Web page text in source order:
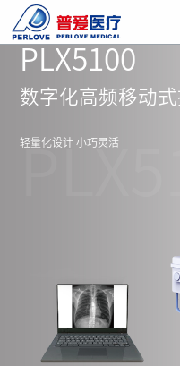
PLX5100
数字化高频移动
轻量化设计 小巧灵活